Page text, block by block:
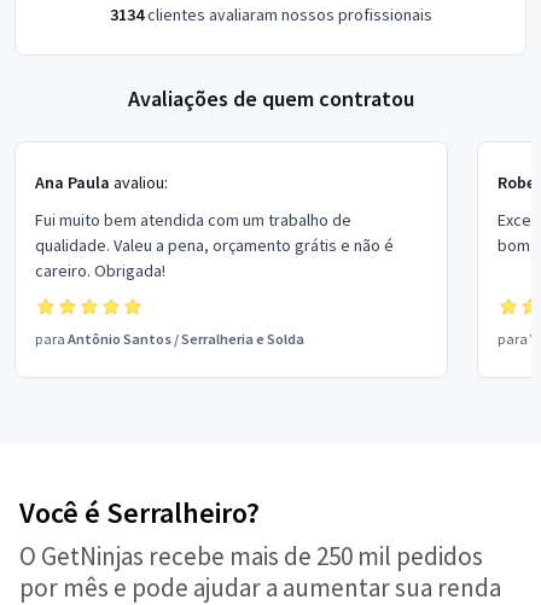
3134clientes avaliaram nossos profissionais
Avaliações de quem contratou
Ana Paula avaliou:
Fui muito bem atendida com um trabalho de
qualidade. Valeu a pena, orçamento grátis e não é
careiro. Obrigada!
para Antônio Santos /Serralheria e Solda
bom
para
Você é Serralheiro?
O GetNinjas recebe mais de 250 mil pedidos
por mês e pode ajudar a aumentar sua renda